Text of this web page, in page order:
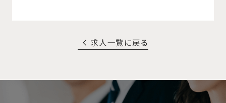
求人一覧に戻る